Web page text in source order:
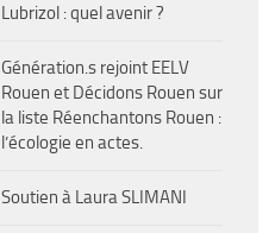
Lubrizol : quel avenir ?
Génération.s rejoint EELV
Rouen et Décidons Rouen sur
la liste Réenchantons Rouen :
l’écologie en actes.
Soutien à Laura SLIMANI